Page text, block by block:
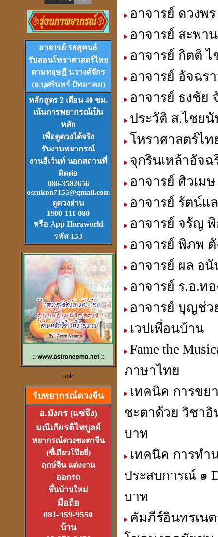
โปรแกรมTian-Tek Pro
Version 1
ราคา 1,000บาท
VCDและDVDเรียนดวงจีน
ชุดที่1-2-3
Downloadฟรี.
ตลับเมตรไฮเทค (ดีที่สุดใน
โลก)วัดได้ยาวไกลที่สุด
วัตุถุมงคล
เสริมดวง แก้ชง
สะเดาะเคาะห์ ต่อชะตา
ดวงจีนและฮวงจุ้ย
ที่เป็นวิทยาศาสตร์
อาจารย์อ๊อดวัดสายไหม
เจ้าตำรับตระกรุดลูกปืน
(1ส.ค.2550)
ที่สุดแห่งเจ้าพิธีเทวาภิเษก
จตุคามราเทพ 27 มิ.ย.2550
อาจารย์ รสสุคนธ์
รับสอนโหราศาสตร์ไทย
ตามทฤษฎี นวางศ์จักร
(อ.บุศรินทร์ ปัทมาคม)
หลักสูตร 2 เดือน 40 ชม.
เน้นการพยากรณ์เป็น
หลัก
เพื่อดูดวงได้จริง
รับงานพยากรณ์
งานอีเว้นท์ นอกสถานที่
ติดต่อ
086-3582656
ossukon7155@gmail.com
ดูดวงผ่าน
1900 111 080
หรือ App Horaworld
รหัส 153
Gold
รับพยากรณ์ดวงจีน
อ.มังกร (แซ่จึง)
มณีเกียรติไพบูลย์
พยากรณ์ดวงชะตาจีน
(ซี้เถียวโป๊ยยี่)
ฤกษ์จีน แต่งงาน
ออกรถ
ขึ้นบ้านใหม่
มือถือ
081-459-9550
บ้าน
อาจารย์ ดวงพ
อาจารย์ สะพาน
อาจารย์ กิตติ
อาจารย์ อัจฉร
อาจารย์ ธงชัย
ประวัติ ส.ไชย
โหราศาสตร์ไ
จุกรินเหล้าอัจฉ
อาจารย์ ศิวเมษ
อาจารย์ รัตน์แ
อาจารย์ จรัญ
อาจารย์ พิภพ
อาจารย์ ผล อ
อาจารย์ ร.อ.ท
อาจารย์ บุญช่ว
เวปเพื่อนบ้าน
Fame the
ภาษาไทย
เทคนิค การขย
ชะตาด้วย วิชาอิ
บาท
เทคนิค การทำ
ประสบการณ์ ๑
บาท
คัมภีร์อินทรเน